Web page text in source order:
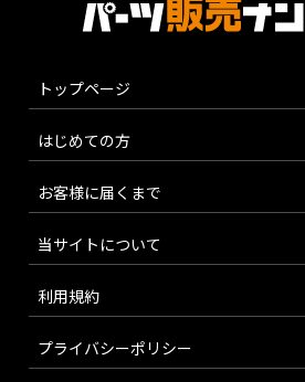
トップページ
はじめての方
お客様に届くまで
当サイトについて
利用規約
プライバシーポリシー